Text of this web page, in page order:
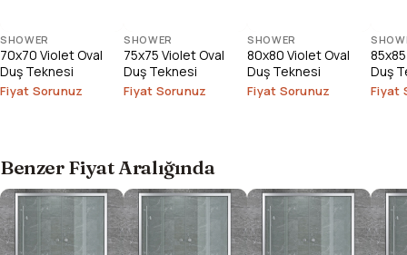
SHOWER
70x70 Violet Oval
Duş Teknesi
Fiyat Sorunuz
SHOWER
75x75 Violet Oval
Duş Teknesi
Fiyat Sorunuz
SHOWER
80x80 Violet Oval
Duş Teknesi
Fiyat Sorunuz
Duş
Fiyat
Benzer Fiyat Aralığında